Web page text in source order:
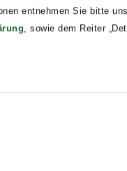
entnehmen Sie bitte
, sowie dem Reiter